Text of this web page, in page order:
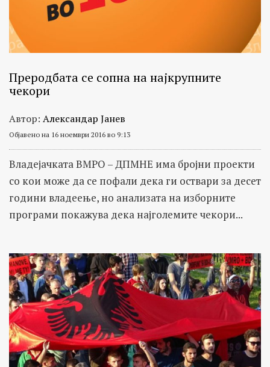
Преродбата се сопна на најкрупните
чекори
Автор: Александар Јанев
Објавено на 16 ноември 2016 во 9:13
Владејачката ВМРО – ДПМНЕ има бројни проекти
со кои може да се пофали дека ги оствари за десет
години владеење, но анализата на изборните
програми покажува дека најголемите чекори...